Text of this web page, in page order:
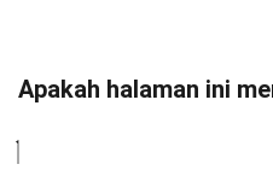
Apakah halaman ini